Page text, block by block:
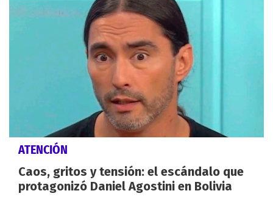
ATENCIÓN
Caos, gritos y tensión: el escándalo que
protagonizó Daniel Agostini en Bolivia